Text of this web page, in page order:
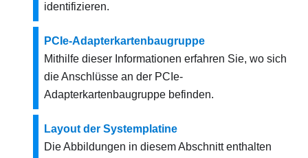
identifizieren.
PCIe-Adapterkartenbaugruppe
Mithilfe dieser Informationen erfahren Sie, wo sich
die Anschlüsse an der PCIe-
Adapterkartenbaugruppe befinden.
Layout der Systemplatine
Die Abbildungen in diesem Abschnitt enthalten